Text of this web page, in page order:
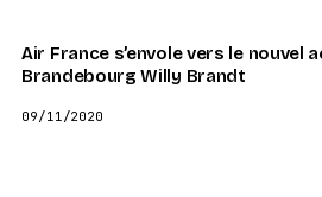
Air France s’envole vers le nouvel
Brandebourg Willy Brandt
09/11/2020